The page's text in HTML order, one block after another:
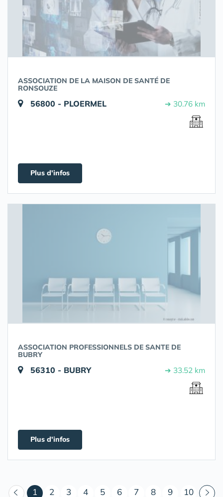
ASSOCIATION DE LA MAISON DE SANTÉ DE
RONSOUZE
56800 - PLOERMEL ➔ 30.76 km
Plus d'infos
ASSOCIATION PROFESSIONNELS DE SANTE DE
BUBRY
56310 - BUBRY ➔ 33.52 km
Plus d'infos
1 (courant)
2 3 4 5 6 7 8 9 10